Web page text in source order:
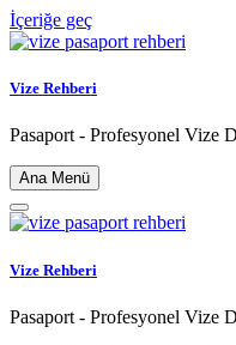
İçeriğe geç
Vize Rehberi
Pasaport - Profesyonel Vize
Ana Menü
Vize Rehberi
Pasaport - Profesyonel Vize